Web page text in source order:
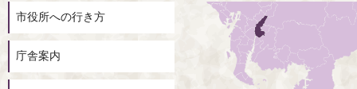
市役所への行き方
庁舎案内